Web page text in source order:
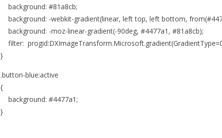
background: #81a8cb;
background: -webkit-gradient(linear, left top, left bottom,
background: -moz-linear-gradient(-90deg, #4477a1, #81a8cb);
filter:
}
.button-blue:active
{
background: #4477a1;
}